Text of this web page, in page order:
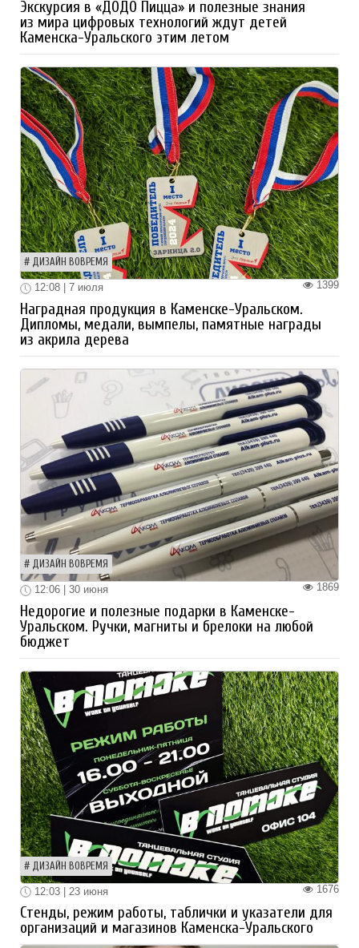
Экскурсия в «ДОДО Пицца» и полезные знания
из мира цифровых технологий ждут детей
Каменска-Уральского этим летом
ДИЗАЙН ВОВРЕМЯ
1399
12:08 | 7 июля
Наградная продукция в Каменске-Уральском.
Дипломы, медали, вымпелы, памятные награды
из акрила дерева
ДИЗАЙН ВОВРЕМЯ
1869
12:06 | 30 июня
Недорогие и полезные подарки в Каменске-
Уральском. Ручки, магниты и брелоки на любой
бюджет
ДИЗАЙН ВОВРЕМЯ
1676
12:03 | 23 июня
Стенды, режим работы, таблички и указатели для
организаций и магазинов Каменска-Уральского